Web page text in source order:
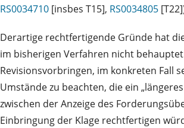
RS0034710 [insbes T15], RS0034805
Derartige rechtfertigende Gründe hat
im bisherigen Verfahren nicht
Revisionsvorbringen, im konkreten Fall
Umstände zu beachten, die ein
zwischen der Anzeige des
Einbringung der Klage rechtfertigen